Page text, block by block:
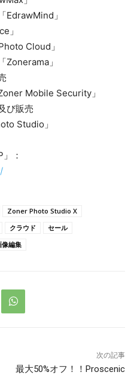
EdrawMind」
」
Cloud」
Zonerama」
Mobile Security」
び販売
Studio」
：
Zoner Photo Studio X
クラウド
セール
像編集
次の記事
最大50%オフ！！Proscenic